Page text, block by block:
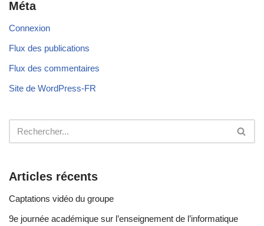
Méta
Connexion
Flux des publications
Flux des commentaires
Site de WordPress-FR
Articles récents
Captations vidéo du groupe
9e journée académique sur l’enseignement de l’informatique